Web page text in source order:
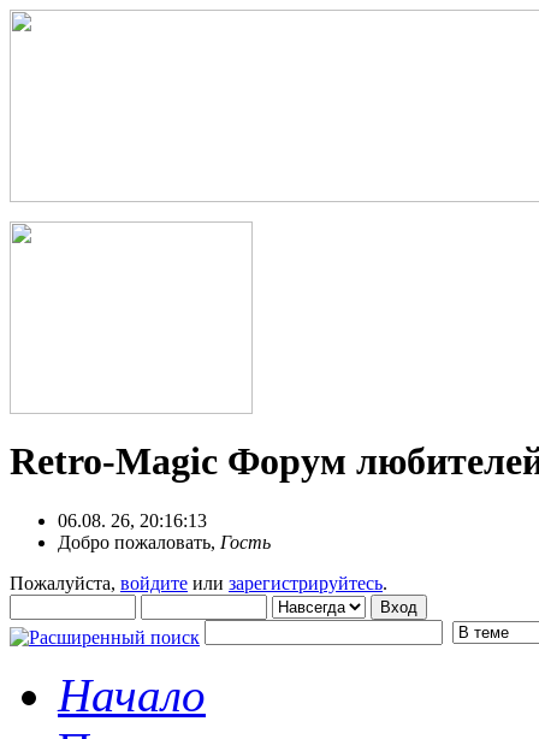
Retro-Magic Форум
06.08. 26, 20:16:13
Добро пожаловать, Гость
Пожалуйста, войдите или зарегистрируйтесь.
Начало